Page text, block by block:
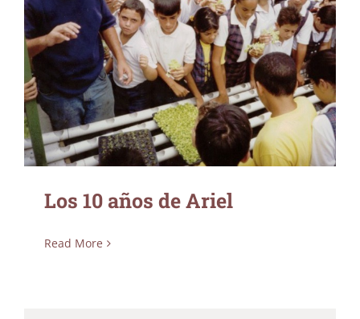
Los 10 años de Ariel
Los 10 años de Ariel
Read More